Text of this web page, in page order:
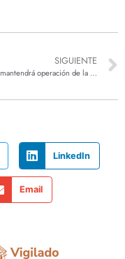
SIGUIENTE
Pacifíco1 mantendrá operación de la vía al suroeste durante la cuarentena
LinkedIn
Email